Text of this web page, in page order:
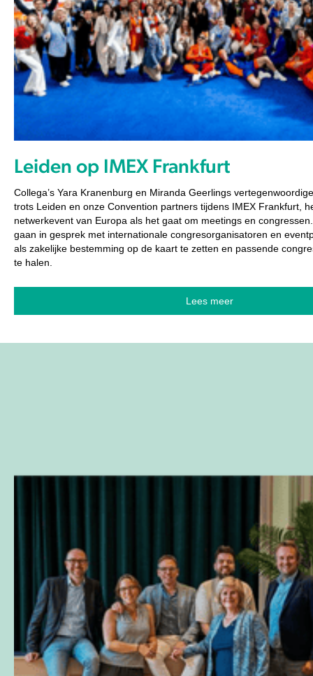
Leiden op IMEX Frankfurt
Collega’s Yara Kranenburg en Miranda Geerlings
trots Leiden en onze Convention partners tijdens IMEX Frankfurt,
netwerkevent van Europa als het gaat om meetings en
gaan in gesprek met internationale congresorganisatoren en
als zakelijke bestemming op de kaart te zetten en passende
te halen.
Lees meer